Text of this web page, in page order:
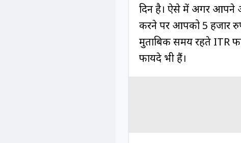
दिन है। ऐसे में अगर आपने
करने पर आपको 5 हजार
मुताबिक समय रहते ITR
फायदे भी हैं।